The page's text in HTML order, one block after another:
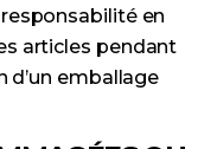
en
articles pendant
d’un emballage